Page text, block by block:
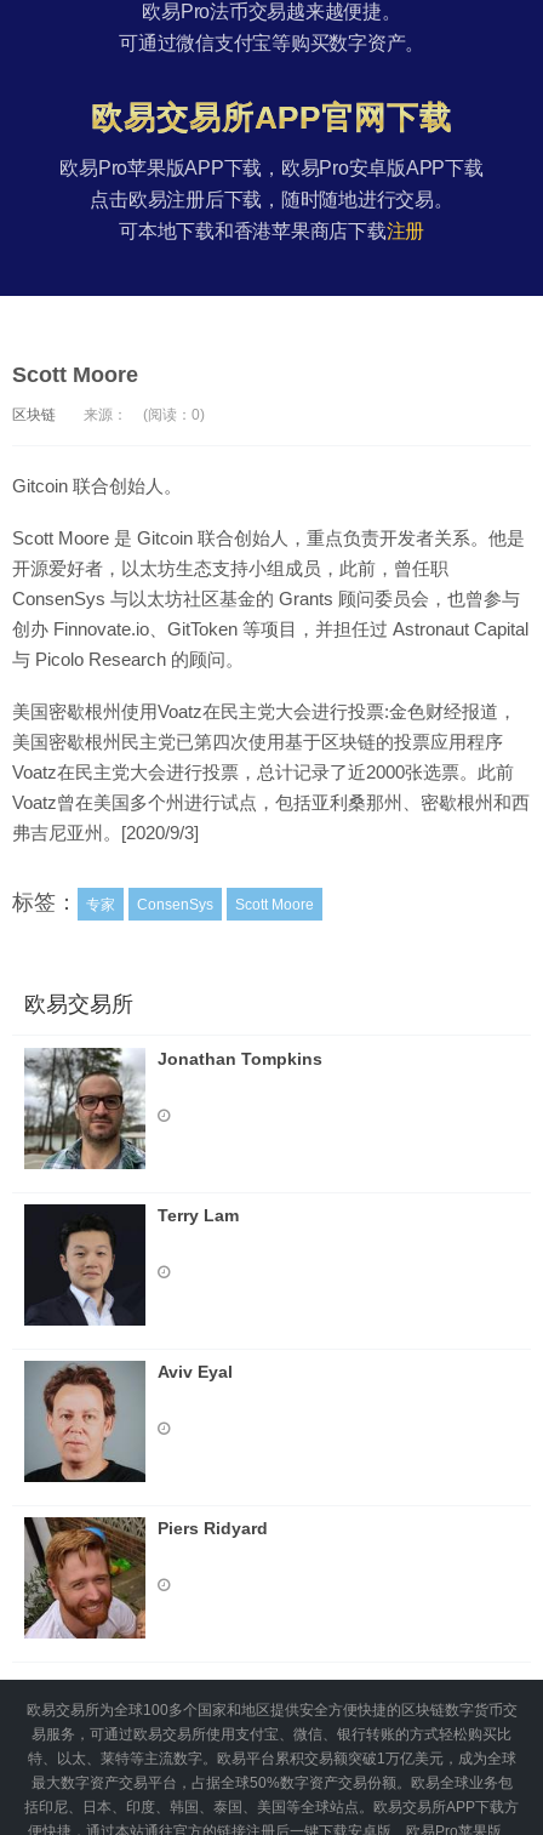
欧易Pro法币交易越来越便捷。
可通过微信支付宝等购买数字资产。
欧易交易所APP官网下载
欧易Pro苹果版APP下载，欧易Pro安卓版APP下载
点击欧易注册后下载，随时随地进行交易。
可本地下载和香港苹果商店下载注册
Scott Moore
区块链 来源： (阅读：0)
Gitcoin 联合创始人。
Scott Moore 是 Gitcoin 联合创始人，重点负责开发者关系。他是
开源爱好者，以太坊生态支持小组成员，此前，曾任职
ConsenSys 与以太坊社区基金的 Grants 顾问委员会，也曾参与
创办 Finnovate.io、GitToken 等项目，并担任过 Astronaut Capital
与 Picolo Research 的顾问。
美国密歇根州使用Voatz在民主党大会进行投票:金色财经报道，
美国密歇根州民主党已第四次使用基于区块链的投票应用程序
Voatz在民主党大会进行投票，总计记录了近2000张选票。此前
Voatz曾在美国多个州进行试点，包括亚利桑那州、密歇根州和西
弗吉尼亚州。[2020/9/3]
标签： 专家 ConsenSys Scott Moore
欧易交易所
Jonathan Tompkins
Terry Lam
Aviv Eyal
Piers Ridyard
欧易交易所为全球100多个国家和地区提供安全方便快捷的区块链数字货币交
易服务，可通过欧易交易所使用支付宝、微信、银行转账的方式轻松购买比
特、以太、莱特等主流数字。欧易平台累积交易额突破1万亿美元，成为全球
最大数字资产交易平台，占据全球50%数字资产交易份额。欧易全球业务包
括印尼、日本、印度、韩国、泰国、美国等全球站点。欧易交易所APP下载方
便快捷，通过本站通往官方的链接注册后一键下载安卓版、欧易Pro苹果版、